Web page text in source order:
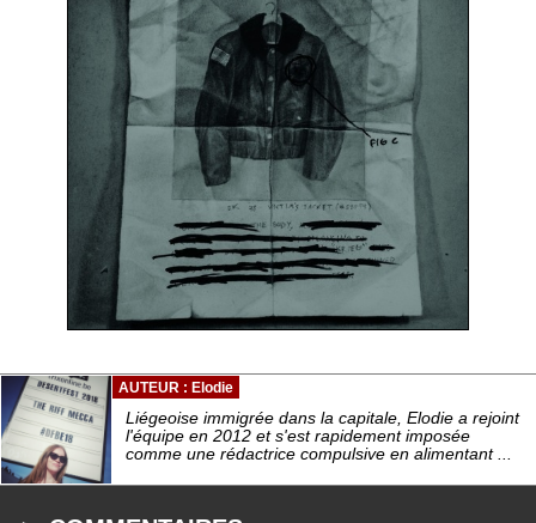
AUTEUR : Elodie
Liégeoise immigrée dans la capitale, Elodie a rejoint
l'équipe en 2012 et s'est rapidement imposée
comme une rédactrice compulsive en alimentant ...